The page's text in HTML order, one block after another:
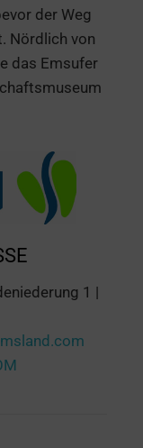
der Weg
Nördlich von
das Emsufer
1 |